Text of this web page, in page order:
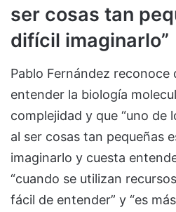
ser cosas tan
difícil imaginarlo”
Pablo Fernández reconoce
entender la biología
complejidad y que “uno de
al ser cosas tan pequeñas
imaginarlo y cuesta
“cuando se utilizan
fácil de entender” y “es